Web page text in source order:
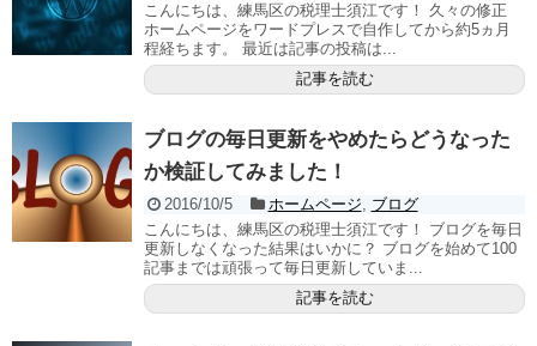
こんにちは、練馬区の税理士須江です！ 久々の修正
ホームページをワードプレスで自作してから約5ヵ月
程経ちます。 最近は記事の投稿は...
記事を読む
ブログの毎日更新をやめたらどうなった
か検証してみました！
2016/10/5 ホームページ, ブログ
こんにちは、練馬区の税理士須江です！ ブログを毎日
更新しなくなった結果はいかに？ ブログを始めて100
記事までは頑張って毎日更新していま...
記事を読む